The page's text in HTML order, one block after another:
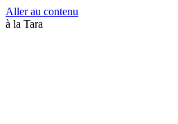
Aller au contenu
à la Tara